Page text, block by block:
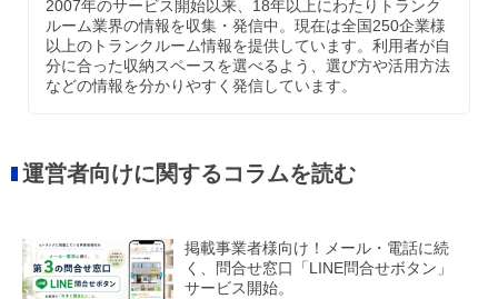
2007年のサービス開始以来、18年以上にわたりトランク
ルーム業界の情報を収集・発信中。現在は全国250企業様
以上のトランクルーム情報を提供しています。利用者が自
分に合った収納スペースを選べるよう、選び方や活用方法
などの情報を分かりやすく発信しています。
運営者向けに関するコラムを読む
掲載事業者様向け！メール・電話に続
く、問合せ窓口「LINE問合せボタン」
サービス開始。